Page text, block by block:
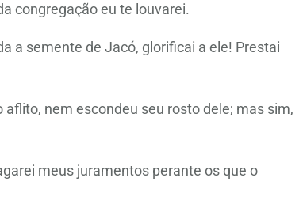
congregação eu te louvarei.
a semente de Jacó, glorificai a ele! Prestai
nem escondeu seu rosto dele; mas sim,
meus juramentos perante os que o